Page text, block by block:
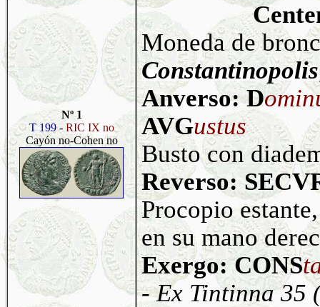
Nº 1
T 199- RIC IX no
Cayón no-Cohen no
Moneda de
Constantinopolis
Anverso: D
AVGustus
Busto con
Reverso:
Procopio
en su mano
Exergo: CONS
- Ex Tintinna 35